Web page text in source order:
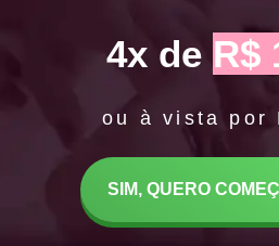
4x de R$
ou à vista por
SIM, QUERO